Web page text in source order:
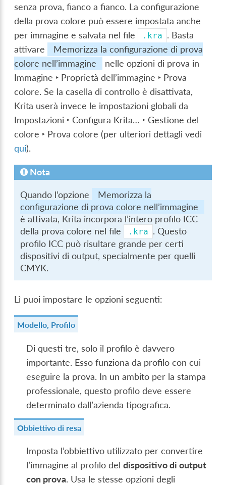
senza prova, fianco a fianco. La configurazione
della prova colore può essere impostata anche
per immagine e salvata nel file
.kra . Basta
attivare
Memorizza la configurazione di prova
colore nell’immagine
nelle opzioni di prova in
Immagine ‣ Proprietà dell’immagine ‣ Prova
colore. Se la casella di controllo è disattivata,
Krita userà invece le impostazioni globali da
Impostazioni ‣ Configura Krita… ‣ Gestione del
colore ‣ Prova colore (per ulteriori dettagli vedi
qui).
Nota
Quando l’opzione
Memorizza la
configurazione di prova colore nell’immagine
è attivata, Krita incorpora l’intero profilo ICC
della prova colore nel file
.kra . Questo
profilo ICC può risultare grande per certi
dispositivi di output, specialmente per quelli
CMYK.
Lì puoi impostare le opzioni seguenti:
Modello, Profilo
Di questi tre, solo il profilo è davvero
importante. Esso funziona da profilo con cui
eseguire la prova. In un ambito per la stampa
professionale, questo profilo deve essere
determinato dall’azienda tipografica.
Obbiettivo di resa
Imposta l’obbiettivo utilizzato per convertire
l’immagine al profilo deldispositivo di output
con prova. Usa le stesse opzioni degli